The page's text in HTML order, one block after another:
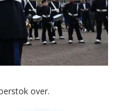
over.